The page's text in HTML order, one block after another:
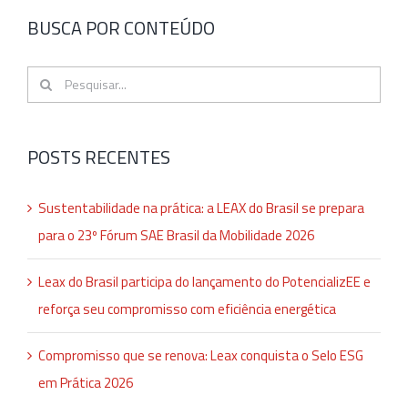
BUSCA POR CONTEÚDO
Buscar
resultados
POSTS RECENTES
Sustentabilidade na prática: a LEAX do Brasil se prepara
para o 23º Fórum SAE Brasil da Mobilidade 2026
Leax do Brasil participa do lançamento do PotencializEE e
reforça seu compromisso com eficiência energética
Compromisso que se renova: Leax conquista o Selo ESG
em Prática 2026